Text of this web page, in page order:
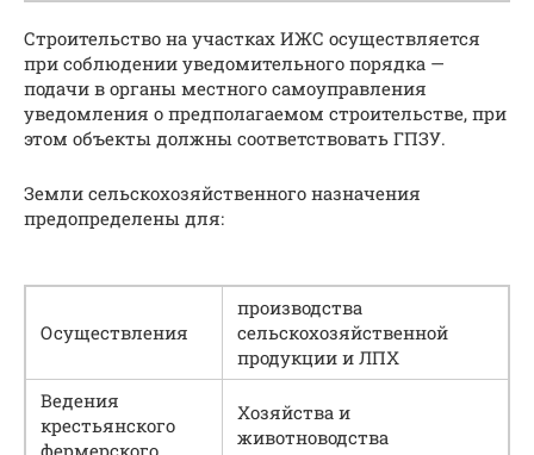
Строительство на участках ИЖС осуществляется
при соблюдении уведомительного порядка —
подачи в органы местного самоуправления
уведомления о предполагаемом строительстве, при
этом объекты должны соответствовать ГПЗУ.
Земли сельскохозяйственного назначения
предопределены для:
Осуществления
производства
сельскохозяйственной
продукции и ЛПХ
Ведения
крестьянского
фермерского
Хозяйства и
животноводства